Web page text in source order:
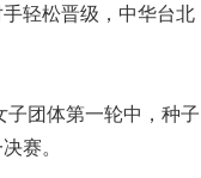
轻松晋级，中华台北
团体第一轮中，种子
赛。